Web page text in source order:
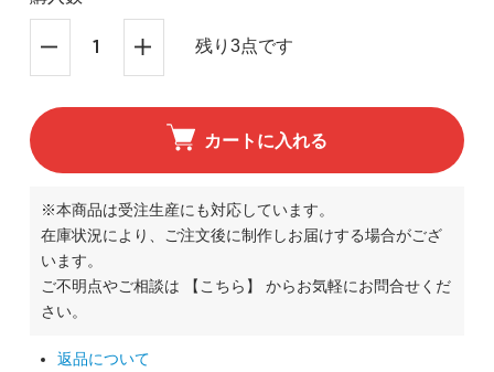
残り3点です
カートに入れる
※本商品は受注生産にも対応しています。
在庫状況により、ご注文後に制作しお届けする場合がござ
います。
ご不明点やご相談は
【こちら】
からお気軽にお問合せくだ
さい。
返品について